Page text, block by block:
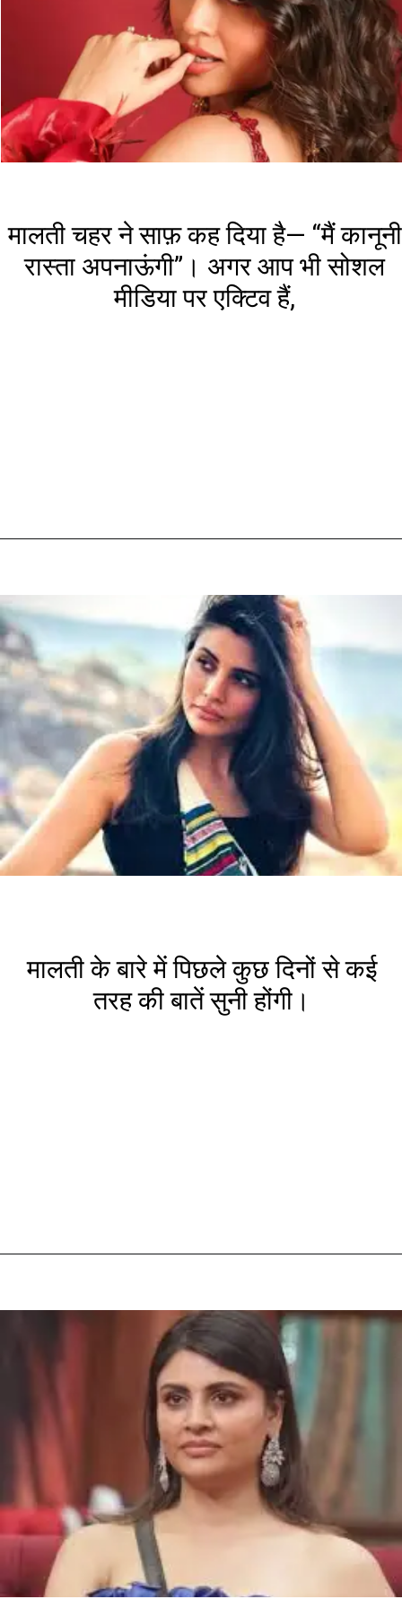
मालती चहर ने साफ़ कह दिया है— “मैं कानूनी
रास्ता अपनाऊंगी”। अगर आप भी सोशल
मीडिया पर एक्टिव हैं,
मालती के बारे में पिछले कुछ दिनों से कई
तरह की बातें सुनी होंगी।